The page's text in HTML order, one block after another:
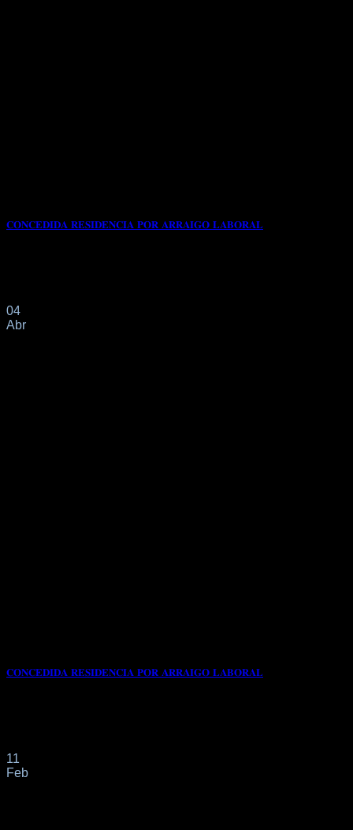
𝐂𝐎𝐍𝐂𝐄𝐃𝐈𝐃𝐀 𝐑𝐄𝐒𝐈𝐃𝐄𝐍𝐂𝐈𝐀 𝐏𝐎𝐑 𝐀𝐑𝐑𝐀𝐈𝐆𝐎 𝐋𝐀𝐁𝐎𝐑𝐀𝐋
04
Abr
𝐂𝐎𝐍𝐂𝐄𝐃𝐈𝐃𝐀 𝐑𝐄𝐒𝐈𝐃𝐄𝐍𝐂𝐈𝐀 𝐏𝐎𝐑 𝐀𝐑𝐑𝐀𝐈𝐆𝐎 𝐋𝐀𝐁𝐎𝐑𝐀𝐋
11
Feb